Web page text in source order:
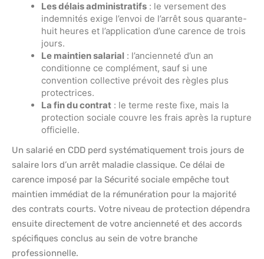
Les délais administratifs : le versement des
indemnités exige l’envoi de l’arrêt sous quarante-
huit heures et l’application d’une carence de trois
jours.
Le maintien salarial : l’ancienneté d’un an
conditionne ce complément, sauf si une
convention collective prévoit des règles plus
protectrices.
La fin du contrat : le terme reste fixe, mais la
protection sociale couvre les frais après la rupture
officielle.
Un salarié en CDD perd systématiquement trois jours de
salaire lors d’un arrêt maladie classique. Ce délai de
carence imposé par la Sécurité sociale empêche tout
maintien immédiat de la rémunération pour la majorité
des contrats courts. Votre niveau de protection dépendra
ensuite directement de votre ancienneté et des accords
spécifiques conclus au sein de votre branche
professionnelle.